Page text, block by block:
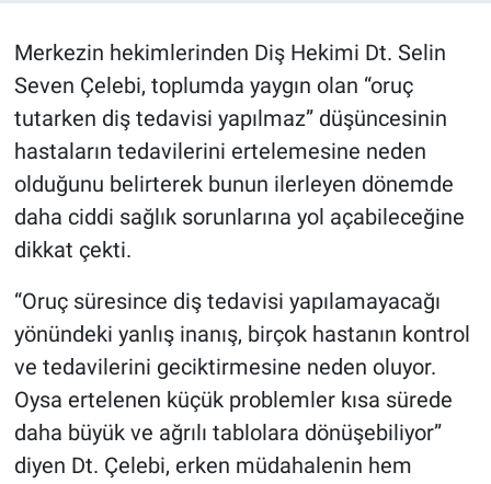
Merkezin hekimlerinden Diş Hekimi Dt. Selin
Seven Çelebi, toplumda yaygın olan “oruç
tutarken diş tedavisi yapılmaz” düşüncesinin
hastaların tedavilerini ertelemesine neden
olduğunu belirterek bunun ilerleyen dönemde
daha ciddi sağlık sorunlarına yol açabileceğine
dikkat çekti.
“Oruç süresince diş tedavisi yapılamayacağı
yönündeki yanlış inanış, birçok hastanın kontrol
ve tedavilerini geciktirmesine neden oluyor.
Oysa ertelenen küçük problemler kısa sürede
daha büyük ve ağrılı tablolara dönüşebiliyor”
diyen Dt. Çelebi, erken müdahalenin hem